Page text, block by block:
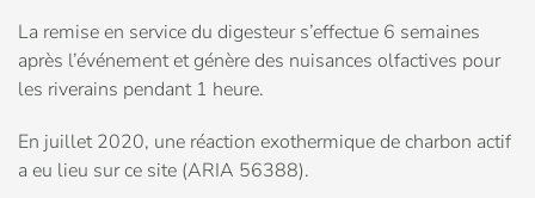
La remise en service du digesteur s’effectue 6 semaines
après l’événement et génère des nuisances olfactives pour
les riverains pendant 1 heure.
En juillet 2020, une réaction exothermique de charbon actif
a eu lieu sur ce site (ARIA 56388).